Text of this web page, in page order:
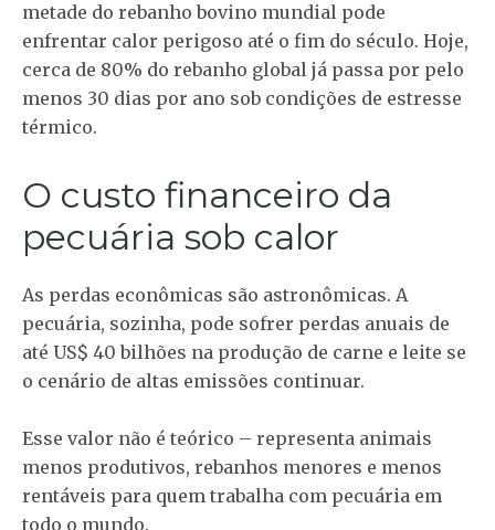
metade do rebanho bovino mundial pode
enfrentar calor perigoso até o fim do século. Hoje,
cerca de 80% do rebanho global já passa por pelo
menos 30 dias por ano sob condições de estresse
térmico.
O custo financeiro da
pecuária sob calor
As perdas econômicas são astronômicas. A
pecuária, sozinha, pode sofrer perdas anuais de
até US$ 40 bilhões na produção de carne e leite se
o cenário de altas emissões continuar.
Esse valor não é teórico – representa animais
menos produtivos, rebanhos menores e menos
rentáveis para quem trabalha com pecuária em
todo o mundo.